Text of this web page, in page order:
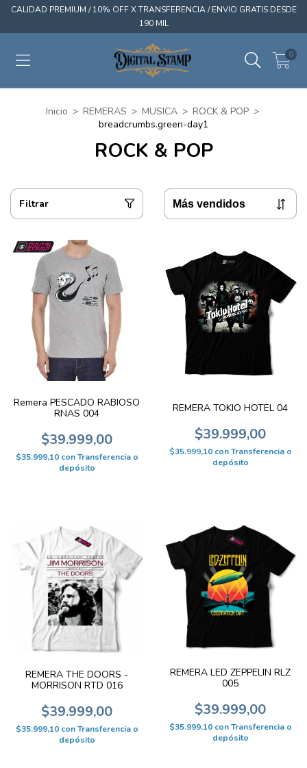
CALIDAD PREMIUM / 10% OFF X TRANSFERENCIA / ENVIO GRATIS DESDE
190 MIL
0
Inicio > REMERAS > MUSICA > ROCK & POP >
breadcrumbs.green-day1
ROCK & POP
Filtrar
Remera PESCADO RABIOSO
RNAS 004
$39.999,00
$35.999,10 con Transferencia o
depósito
REMERA TOKIO HOTEL 04
$39.999,00
$35.999,10 con Transferencia o
depósito
REMERA THE DOORS -
MORRISON RTD 016
$39.999,00
$35.999,10 con Transferencia o
depósito
REMERA LED ZEPPELIN RLZ
005
$39.999,00
$35.999,10 con Transferencia o
depósito